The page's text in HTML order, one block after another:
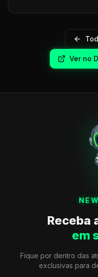
Ver no
Receba
em
Fique por dentro das
exclusivas para